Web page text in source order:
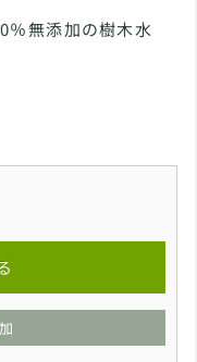
％無添加の樹木水